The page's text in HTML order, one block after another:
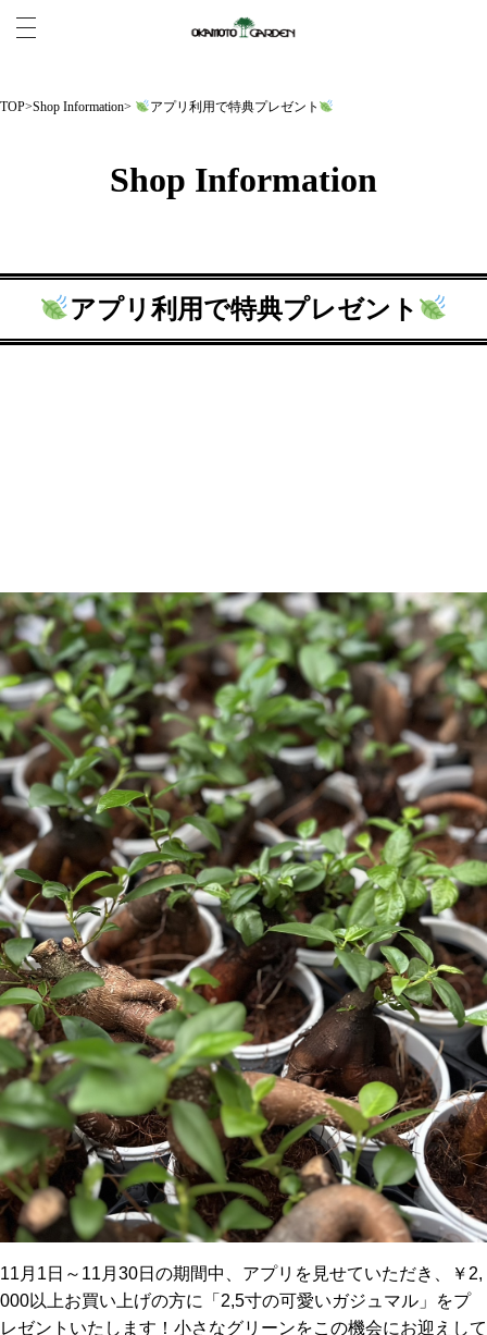
TOP>Shop Information> アプリ利用で特典プレゼント
Shop Information
アプリ利用で特典プレゼント
11月1日～11月30日の期間中、アプリを見せていただき、￥2,
000以上お買い上げの方に「2,5寸の可愛いガジュマル」をプ
レゼントいたします！小さなグリーンをこの機会にお迎えして